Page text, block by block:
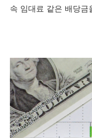
속 임대료 같은 배당